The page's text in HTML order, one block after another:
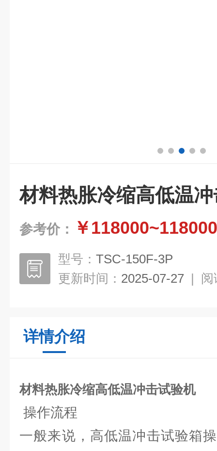
材料热胀冷缩高低温
参考价： ￥118000~118000
型号： TSC-150F-3P
更新时间： 2025-07-27 | 阅
详情介绍
材料热胀冷缩高低温冲击试验机
操作流程
一般来说，高低温冲击试验箱